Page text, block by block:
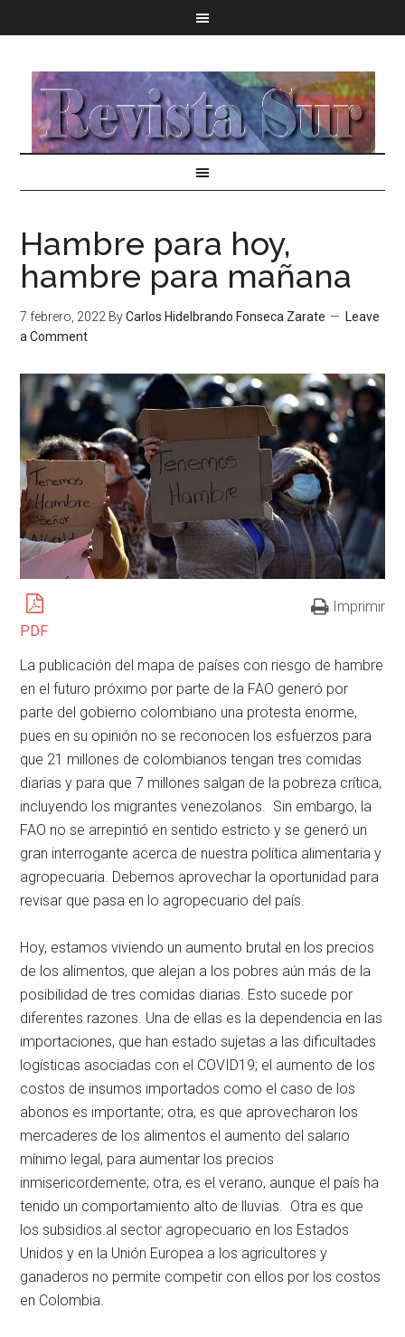
Hambre para hoy,
hambre para mañana
7 febrero, 2022 ByCarlos Hidelbrando Fonseca Zarate
Leave
a Comment
PDF
Imprimir
La publicación del mapa de países con riesgo de hambre
en el futuro próximo por parte de la FAO generó por
parte del gobierno colombiano una protesta enorme,
pues en su opinión no se reconocen los esfuerzos para
que 21 millones de colombianos tengan tres comidas
diarias y para que 7 millones salgan de la pobreza crítica,
incluyendo los migrantes venezolanos. Sin embargo, la
FAO no se arrepintió en sentido estricto y se generó un
gran interrogante acerca de nuestra política alimentaria y
agropecuaria. Debemos aprovechar la oportunidad para
revisar que pasa en lo agropecuario del país.
Hoy, estamos viviendo un aumento brutal en los precios
de los alimentos, que alejan a los pobres aún más de la
posibilidad de tres comidas diarias. Esto sucede por
diferentes razones. Una de ellas es la dependencia en las
importaciones, que han estado sujetas a las dificultades
logísticas asociadas con el COVID19; el aumento de los
costos de insumos importados como el caso de los
abonos es importante; otra, es que aprovecharon los
mercaderes de los alimentos el aumento del salario
mínimo legal, para aumentar los precios
inmisericordemente; otra, es el verano, aunque el país ha
tenido un comportamiento alto de lluvias. Otra es que
los subsidios al sector agropecuario en los Estados
Unidos y en la Unión Europea a los agricultores y
ganaderos no permite competir con ellos por los costos
en Colombia.